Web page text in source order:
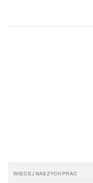
WIĘCEJ NASZYCH PRAC